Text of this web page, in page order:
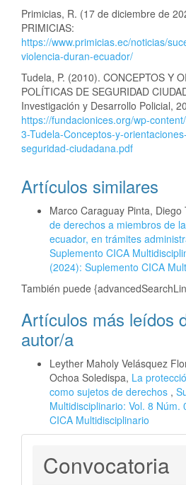
Primicias, R. (17 de diciembre de
PRIMICIAS:
https://www.primicias.ec/noticias/
violencia-duran-ecuador/
Tudela, P. (2010). CONCEPTOS Y
POLÍTICAS DE SEGURIDAD
Investigación y Desarrollo Policial,
https://fundacionices.org/wp-
3-Tudela-Conceptos-y-
seguridad-ciudadana.pdf
Artículos similares
Marco Caraguay Pinta, Diego
de derechos a miembros de
ecuador, en trámites
Suplemento CICA
(2024): Suplemento CICA
También puede
Artículos más leídos
autor/a
Leyther Maholy Velásquez
Ochoa Soledispa, La
como sujetos de derechos ,
Multidisciplinario: Vol. 8
CICA Multidisciplinario
Convocatoria
Convocatoria